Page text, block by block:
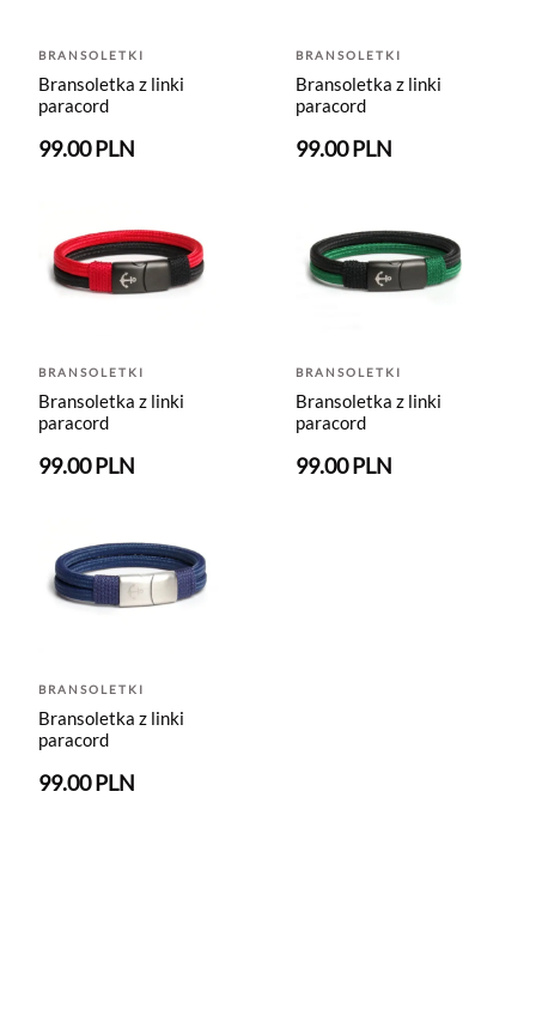
BRANSOLETKI
Bransoletka z linki
paracord
99.00 PLN
BRANSOLETKI
Bransoletka z linki
paracord
99.00 PLN
BRANSOLETKI
Bransoletka z linki
paracord
99.00 PLN
BRANSOLETKI
Bransoletka z linki
paracord
99.00 PLN
BRANSOLETKI
Bransoletka z linki
paracord
99.00 PLN